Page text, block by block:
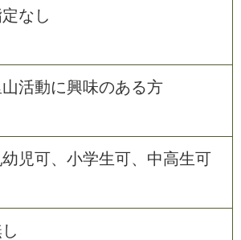
なし
山活動に興味のある方
児可、小学生可、中高生可